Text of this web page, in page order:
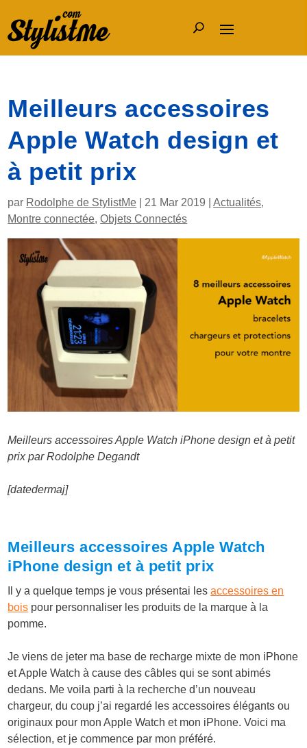
Meilleurs accessoires
Apple Watch design et
à petit prix
par Rodolphe de StylistMe 21 Mar 2019 |Actualités,
Montre connectée,Objets Connectés
Meilleurs accessoires Apple Watch iPhone design et à petit
prix par Rodolphe Degandt
[datedermaj]
Meilleurs accessoires Apple Watch
iPhone design et à petit prix
Il y a quelque temps je vous présentai lesaccessoires en
bois pour personnaliser les produits de la marque à la
pomme.
Je viens de jeter ma base de recharge mixte de mon iPhone
et Apple Watch à cause des câbles qui se sont abimés
dedans. Me voila parti à la recherche d’un nouveau
chargeur, du coup j’ai regardé les accessoires élégants ou
originaux pour mon Apple Watch et mon iPhone. Voici ma
sélection, et je commence par mon préféré.